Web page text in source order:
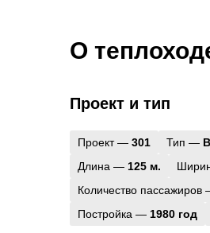
О
Проект и тип
Проект — 301 Тип —
Длина — 125 м.
Количество пассажиров
Постройка — 1980 год